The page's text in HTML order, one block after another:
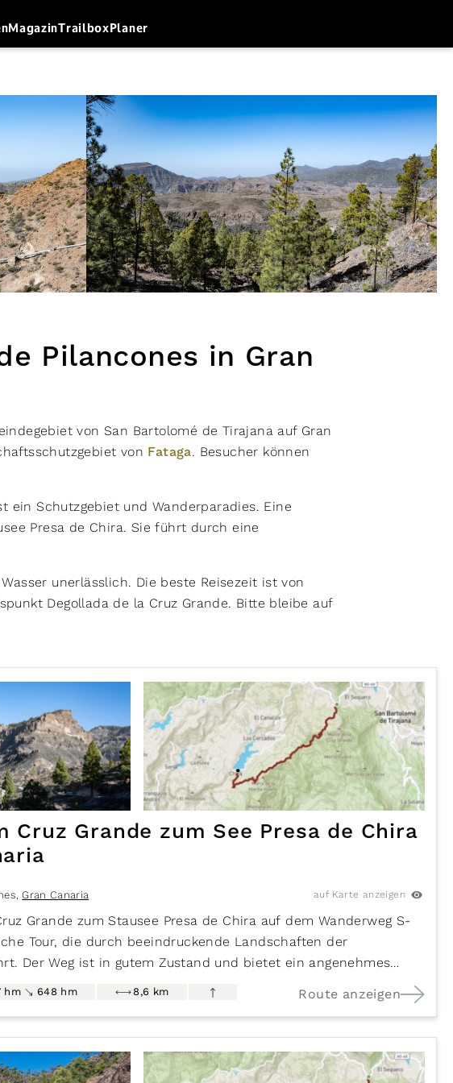
MagazinTrailboxPlaner
Pilancones in Gran
von San Bartolomé de Tirajana auf Gran
von Fataga. Besucher können
ein Schutzgebiet und Wanderparadies. Eine
Presa de Chira. Sie führt durch eine
unerlässlich. Die beste Reisezeit ist von
Degollada de la Cruz Grande. Bitte bleibe auf
Cruz Grande zum See Presa de Chira
Gran Canaria auf Karte anzeigen
Grande zum Stausee Presa de Chira auf dem Wanderweg S-
Tour, die durch beeindruckende Landschaften der
Der Weg ist in gutem Zustand und bietet ein angenehmes
und Wanderfreunde.
die Bergpässe am östlichen Rand des Einzugsgebietes des
die Landstraße GC-60 bis zum Aussichtspunkt Degollada de la
hm 648 hm 8,6 km Route anzeigen